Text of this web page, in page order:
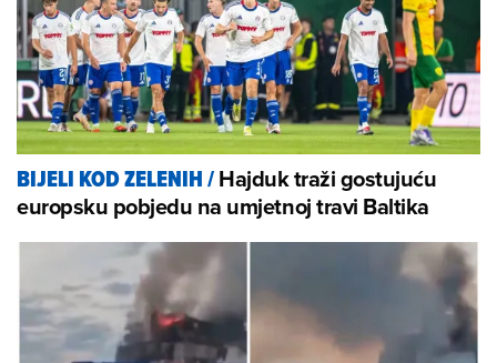
BIJELI KOD ZELENIH/Hajduk traži gostujuću
europsku pobjedu na umjetnoj travi Baltika